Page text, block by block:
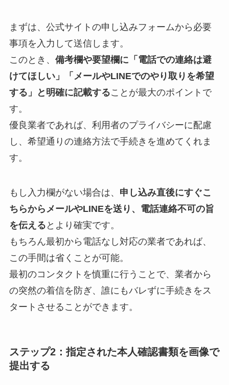
まずは、公式サイトの申し込みフォームから必要
事項を入力して送信します。
このとき、 備考欄や要望欄に「電話での連絡は避
けてほしい」「メールやLINEでのやり取りを希望
する」と明確に記載することが最大のポイントで
す。
優良業者であれば、利用者のプライバシーに配慮
し、希望通りの連絡方法で手続きを進めてくれま
す。
もし入力欄がない場合は、 申し込み直後にすぐこ
ちらからメールやLINEを送り、電話連絡不可の旨
を伝える とより確実です。
もちろん最初から電話なし対応の業者であれば、
この手間は省くことが可能。
最初のコンタクトを慎重に行うことで、業者から
の突然の着信を防ぎ、誰にもバレずに手続きをス
タートさせることができます。
ステップ2：指定された本人確認書類を画像で
提出する